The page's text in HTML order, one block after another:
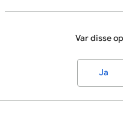
Var disse
Ja